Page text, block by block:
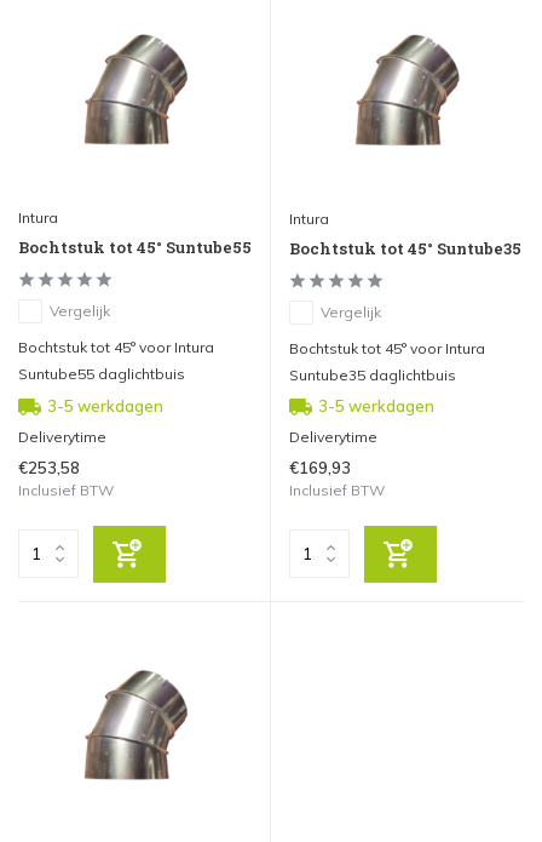
Intura
Bochtstuk tot 45° Suntube55
Vergelijk
Bochtstuk tot 45° voor Intura
Suntube55 daglichtbuis
3-5 werkdagen
Deliverytime
€253,58
Inclusief BTW
Intura
Bochtstuk tot 45° Suntube35
Vergelijk
Bochtstuk tot 45° voor Intura
Suntube35 daglichtbuis
3-5 werkdagen
Deliverytime
€169,93
Inclusief BTW